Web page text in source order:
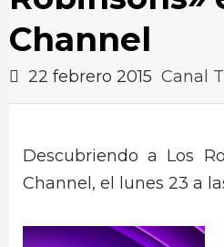
Channel
22 febrero 2015 Canal
Descubriendo a Los
Channel, el lunes 23 a